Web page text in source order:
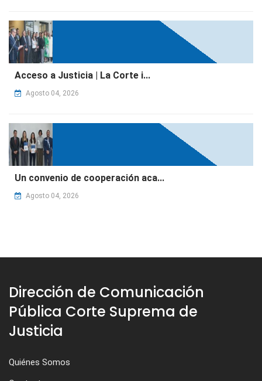
Acceso a Justicia | La Corte i...
Agosto 04, 2026
Un convenio de cooperación aca...
Agosto 04, 2026
Dirección de Comunicación
Pública Corte Suprema de
Justicia
Quiénes Somos